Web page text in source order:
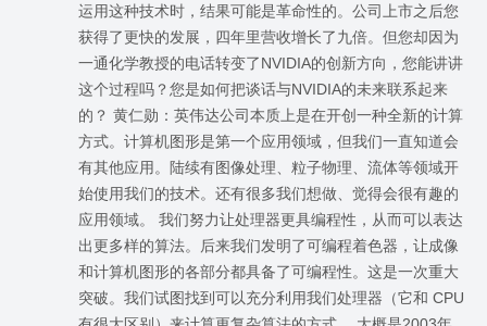
运用这种技术时，结果可能是革命性的。公司上市之后您
获得了更快的发展，四年里营收增长了九倍。但您却因为
一通化学教授的电话转变了NVIDIA的创新方向，您能讲讲
这个过程吗？您是如何把谈话与NVIDIA的未来联系起来
的？ 黄仁勋：英伟达公司本质上是在开创一种全新的计算
方式。计算机图形是第一个应用领域，但我们一直知道会
有其他应用。陆续有图像处理、粒子物理、流体等领域开
始使用我们的技术。还有很多我们想做、觉得会很有趣的
应用领域。 我们努力让处理器更具编程性，从而可以表达
出更多样的算法。后来我们发明了可编程着色器，让成像
和计算机图形的各部分都具备了可编程性。这是一次重大
突破。我们试图找到可以充分利用我们处理器（它和 CPU